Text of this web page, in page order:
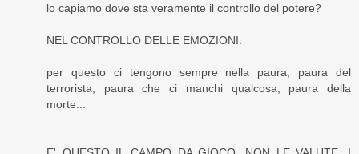
lo capiamo dove sta veramente il controllo del potere?
NEL CONTROLLO DELLE EMOZIONI.
per questo ci tengono sempre nella paura, paura del
terrorista, paura che ci manchi qualcosa, paura della
morte...